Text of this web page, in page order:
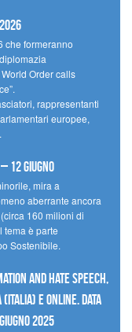
che formeranno
Order calls
rappresentanti
europee,
12 giugno
mira a
aberrante ancora
160 milioni di
tema è parte
Sostenibile.
and Hate Speech,
(Italia) e online. Data
2025